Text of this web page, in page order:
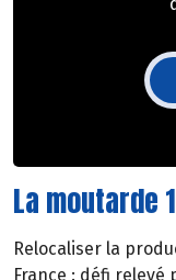
La moutarde
Relocaliser la
France : défi relevé